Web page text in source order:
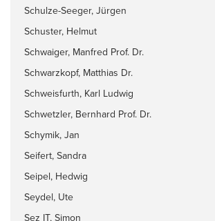
Schulze-Seeger, Jürgen
Schuster, Helmut
Schwaiger, Manfred Prof. Dr.
Schwarzkopf, Matthias Dr.
Schweisfurth, Karl Ludwig
Schwetzler, Bernhard Prof. Dr.
Schymik, Jan
Seifert, Sandra
Seipel, Hedwig
Seydel, Ute
Sez IT, Simon